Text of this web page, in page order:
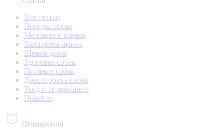
Все статьи
Породы собак
Мечтаете о щенке
Выбираем щенка
Щенок дома
Здоровье собак
Питание собак
Дрессировка собак
Уход и содержание
Новости
Объявления